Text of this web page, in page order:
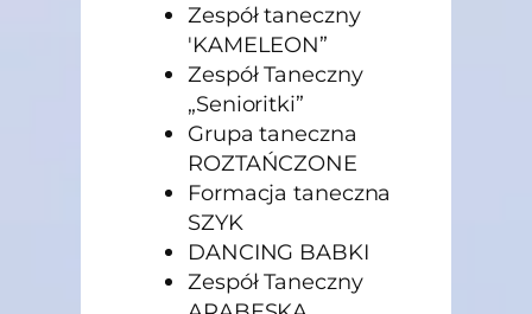
Zespół taneczny
'KAMELEON”
Zespół Taneczny
„Senioritki”
Grupa taneczna
ROZTAŃCZONE
Formacja taneczna
SZYK
DANCING BABKI
Zespół Taneczny